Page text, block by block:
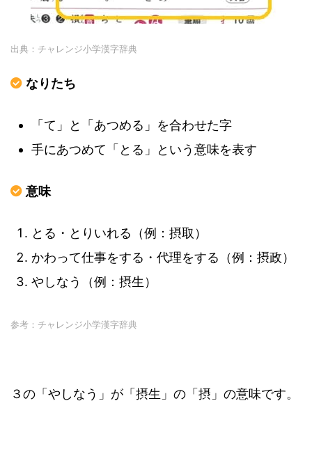
出典：チャレンジ小学漢字辞典
なりたち
「て」と「あつめる」を合わせた字
手にあつめて「とる」という意味を表す
意味
とる・とりいれる（例：摂取）
かわって仕事をする・代理をする（例：摂政）
やしなう（例：摂生）
参考：チャレンジ小学漢字辞典
３の「やしなう」が「摂生」の「摂」の意味です。